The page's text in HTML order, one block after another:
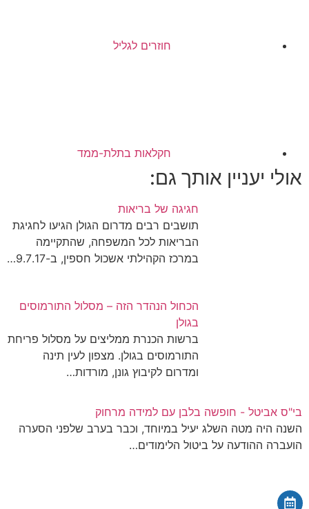
חוזרים לגליל
חקלאות בתלת-ממד
אולי יעניין אותך גם:
חגיגה של בריאות
תושבים רבים מדרום הגולן הגיעו לחגיגת
הבריאות לכל המשפחה, שהתקיימה
במרכז הקהילתי אשכול חספין, ב-9.7.17…
הכחול הנהדר הזה – מסלול התורמוסים
בגולן
ברשות הכנרת ממליצים על מסלול פריחת
התורמוסים בגולן. מצפון לעין תינה
ומדרום לקיבוץ גונן, מורדות…
בי"ס אביטל - חופשה בלבן עם למידה מרחוק
השנה היה מטה השלג יעיל במיוחד, וכבר בערב שלפני הסערה
הועברה ההודעה על ביטול הלימודים…